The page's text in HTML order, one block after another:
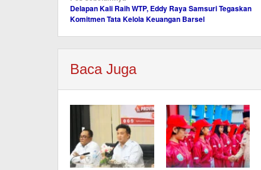
pos
Delapan Kali Raih WTP, Eddy Raya Samsuri Tegaskan
Komitmen Tata Kelola Keuangan Barsel
Baca Juga